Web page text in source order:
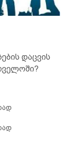
დაცვის